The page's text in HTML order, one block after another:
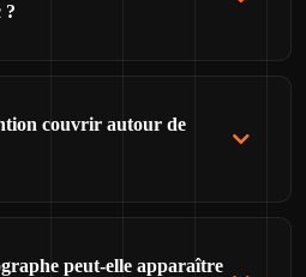
?
couvrir autour de
peut-elle apparaître